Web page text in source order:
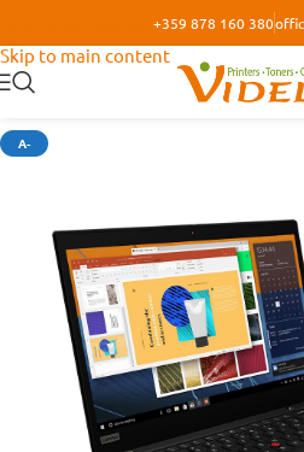
Skip to main content
+359 878 160 380
А-